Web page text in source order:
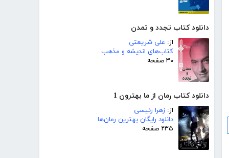
دانلود کتاب تجدد و تمدن
از: علی شریعتی
کتاب‌های اندیشه و مذهب
۳۰ صفحه
دانلود کتاب رمان از ما بهترون 1
از: زهرا رئیسی
دانلود رایگان بهترین رمان‌ها
۲۳۵ صفحه